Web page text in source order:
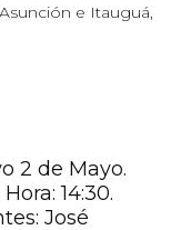
e Itauguá,
2 de Mayo.
14:30.
José